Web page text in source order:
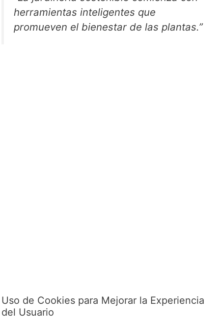
herramientas inteligentes que
promueven el bienestar de las plantas.”
Uso de Cookies para Mejorar la Experiencia
del Usuario